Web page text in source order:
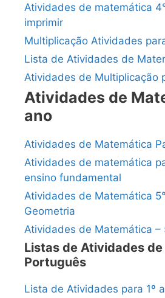
Atividades de matemática
imprimir
Multiplicação Atividades
Lista de Atividades de
Atividades de Multiplicação
Atividades de
ano
Atividades de Matemática
Atividades de matemática
ensino fundamental
Atividades de Matemática
Geometria
Atividades de Matemática –
Listas de Atividades
Português
Lista de Atividades para 1º